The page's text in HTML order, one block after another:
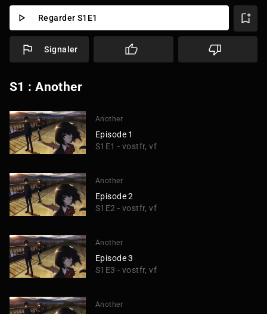
Regarder S1E1
Signaler
S1 : Another
Another
Episode 1
S1E1 - vostfr, vf
Another
Episode 2
S1E2 - vostfr, vf
Another
Episode 3
S1E3 - vostfr, vf
Another